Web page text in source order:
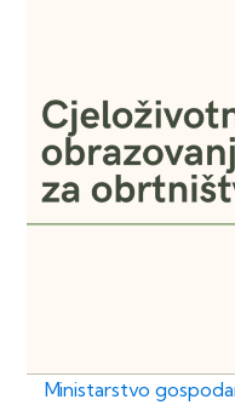
Ministarstvo